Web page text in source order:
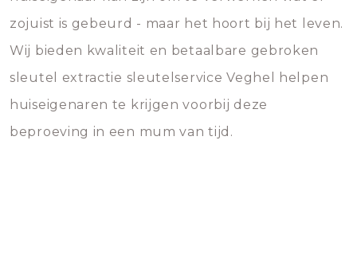
zojuist is gebeurd - maar het hoort bij het leven.
Wij bieden kwaliteit en betaalbare gebroken
sleutel extractie sleutelservice Veghel helpen
huiseigenaren te krijgen voorbij deze
beproeving in een mum van tijd.